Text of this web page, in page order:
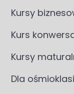
Kursy
Kurs
Kursy
Dla